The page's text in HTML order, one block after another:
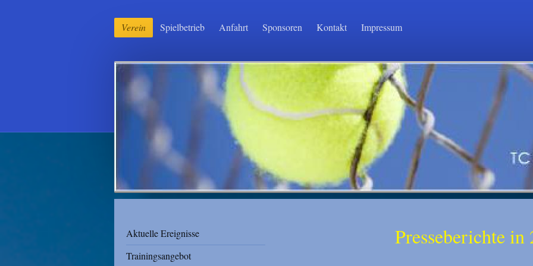
Verein Spielbetrieb Anfahrt Sponsoren Kontakt Impressum
Presseberichte in
Aktuelle Ereignisse
Trainingsangebot